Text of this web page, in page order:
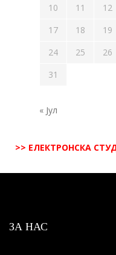
10
11 12
17
18 19
24
25 26
31
« Јул
>> ЕЛЕКТРОНСКА
ЗА НАС